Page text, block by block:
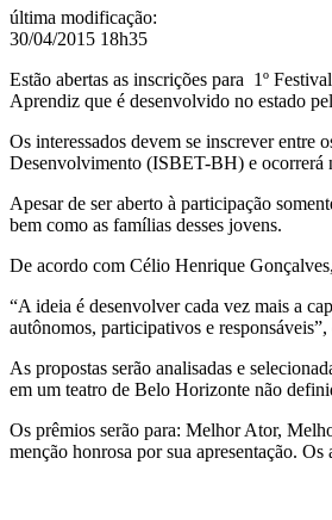
última modificação:
30/04/2015 18h35
Estão abertas as inscrições para 1º
Aprendiz que é desenvolvido no estado
Os interessados devem se inscrever
Desenvolvimento (ISBET-BH) e ocorrerá
Apesar de ser aberto à participação
bem como as famílias desses jovens.
De acordo com Célio Henrique
“A ideia é desenvolver cada vez mais a
autônomos, participativos e responsáveis”,
As propostas serão analisadas e
em um teatro de Belo Horizonte não
Os prêmios serão para: Melhor Ator,
menção honrosa por sua apresentação.